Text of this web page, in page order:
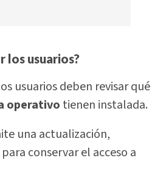
los usuarios?
usuarios deben revisar qué
operativo tienen instalada.
una actualización,
conservar el acceso a